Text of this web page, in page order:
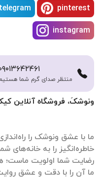
ونوشکَ، فروشگاه آنلاین
ما با عشق ونوشک را
خاطره‌انگیز را به خانه‌های
رضایت شما اولویت ماست؛
ما آن را با دقت و عشق
pinterest
telegram
instagram
منتظر صدای گرم شما